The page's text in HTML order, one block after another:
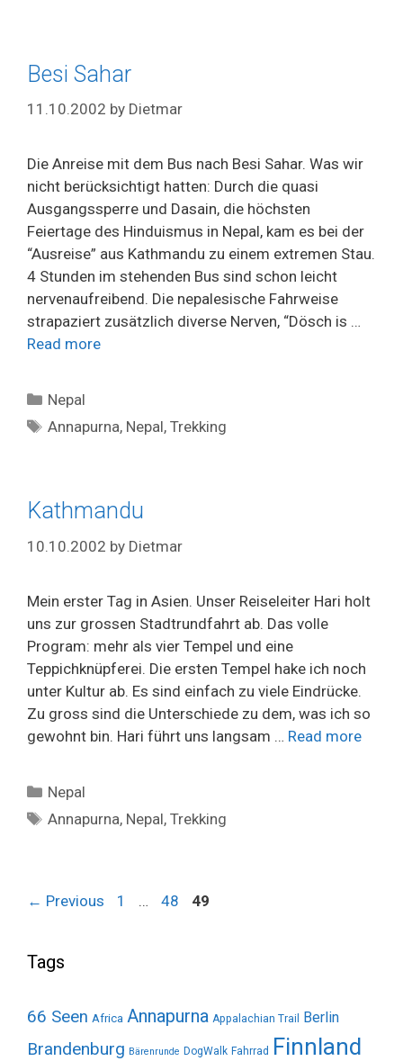
Besi Sahar
11.10.2002 by Dietmar
Die Anreise mit dem Bus nach Besi Sahar. Was wir
nicht berücksichtigt hatten: Durch die quasi
Ausgangssperre und Dasain, die höchsten
Feiertage des Hinduismus in Nepal, kam es bei der
“Ausreise” aus Kathmandu zu einem extremen Stau.
4 Stunden im stehenden Bus sind schon leicht
nervenaufreibend. Die nepalesische Fahrweise
strapaziert zusätzlich diverse Nerven, “Dösch is …
Read more
Categories
Nepal
Tags
Annapurna, Nepal,Trekking
Kathmandu
10.10.2002 by Dietmar
Mein erster Tag in Asien. Unser Reiseleiter Hari holt
uns zur grossen Stadtrundfahrt ab. Das volle
Program: mehr als vier Tempel und eine
Teppichknüpferei. Die ersten Tempel hake ich noch
unter Kultur ab. Es sind einfach zu viele Eindrücke.
Zu gross sind die Unterschiede zu dem, was ich so
gewohnt bin. Hari führt uns langsam … Read more
Categories
Nepal
Tags
Annapurna, Nepal,Trekking
← Previous Page
1 … Page
48 Page
49
Tags
66 Seen Africa Annapurna Appalachian Trail Berlin
Brandenburg Bärenrunde DogWalk Fahrrad Finnland